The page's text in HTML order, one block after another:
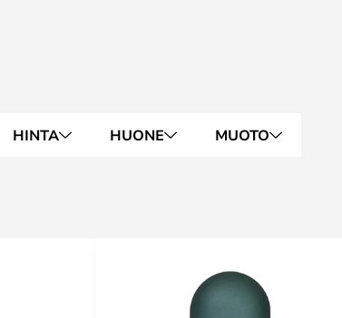
HINTA HUONE MUOTO